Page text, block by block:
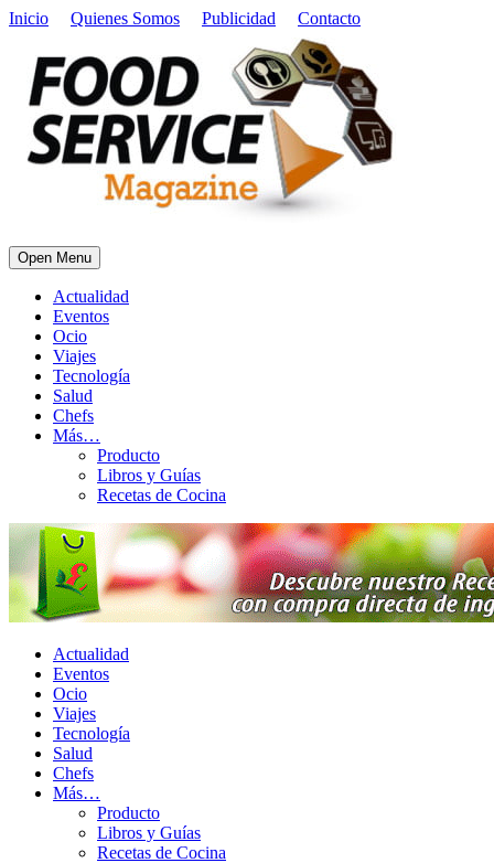
Inicio Quienes Somos Publicidad Contacto
Open Menu
Actualidad
Eventos
Ocio
Viajes
Tecnología
Salud
Chefs
Más…
Producto
Libros y Guías
Recetas de Cocina
Actualidad
Eventos
Ocio
Viajes
Tecnología
Salud
Chefs
Más…
Producto
Libros y Guías
Recetas de Cocina